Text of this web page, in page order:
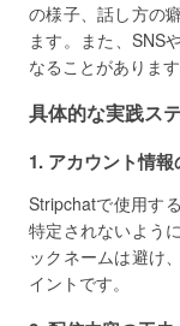
の様子、話し方の
ます。また、SNS
なることがあります
具体的な実践ス
1. アカウント情報
Stripchatで使用す
特定されないよう
ックネームは避け
イントです。